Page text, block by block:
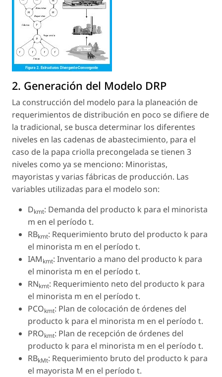
2. Generación del Modelo DRP
La construcción del modelo para la planeación de
requerimientos de distribución en poco se difiere de
la tradicional, se busca determinar los diferentes
niveles en las cadenas de abastecimiento, para el
caso de la papa criolla precongelada se tienen 3
niveles como ya se menciono: Minoristas,
mayoristas y varias fábricas de producción. Las
variables utilizadas para el modelo son:
Dkmt: Demanda del producto k para el minorista
m en el período t.
RBkmt: Requerimiento bruto del producto k para
el minorista m en el período t.
IAMkmt: Inventario a mano del producto k para
el minorista m en el período t.
RNkmt: Requerimiento neto del producto k para
el minorista m en el período t.
PCOkmt: Plan de colocación de órdenes del
producto k para el minorista m en el período t.
PROkmt: Plan de recepción de órdenes del
producto k para el minorista m en el período t.
RBkMt: Requerimiento bruto del producto k para
el mayorista M en el período t.